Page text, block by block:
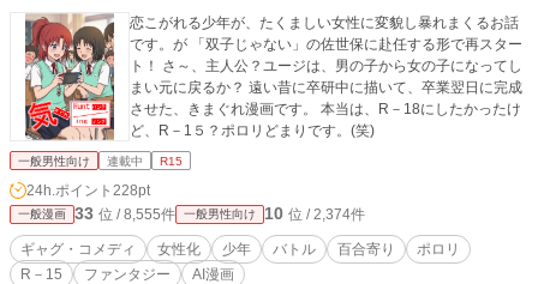
恋こがれる少年が、たくましい女性に変貌し暴れまくるお話
です。が 「双子じゃない」の佐世保に赴任する形で再スター
ト！ さ～、主人公？ユージは、男の子から女の子になってし
まい元に戻るか？ 遠い昔に卒研中に描いて、卒業翌日に完成
させた、きまぐれ漫画です。 本当は、R－18にしたかったけ
ど、R－1５？ポロリどまりです。(笑)
一般男性向け 連載中 R15
24h.ポイント 228pt
一般漫画 33 位 / 8,555件 一般男性向け 10 位 / 2,374件
ギャグ・コメディ 女性化 少年 バトル 百合寄り
ポロリ
R－15
ファンタジー AI漫画